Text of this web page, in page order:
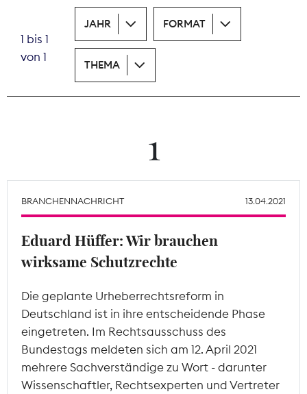
Theodor-Wolff-Preis
1 bis 1
von 1
JAHR FORMAT
THEMA
1
BRANCHENNACHRICHT 13.04.2021
Eduard Hüffer: Wir brauchen
wirksame Schutzrechte
Die geplante Urheberrechtsreform in
Deutschland ist in ihre entscheidende Phase
eingetreten. Im Rechtsausschuss des
Bundestags meldeten sich am 12. April 2021
mehrere Sachverständige zu Wort - darunter
Wissenschaftler, Rechtsexperten und Vertreter